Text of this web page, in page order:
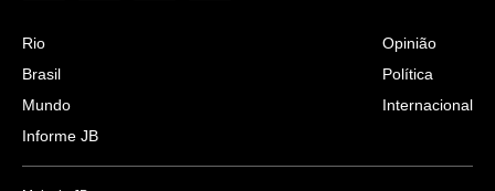
Rio
Brasil
Mundo
Informe JB
Opinião
Política
Internacional